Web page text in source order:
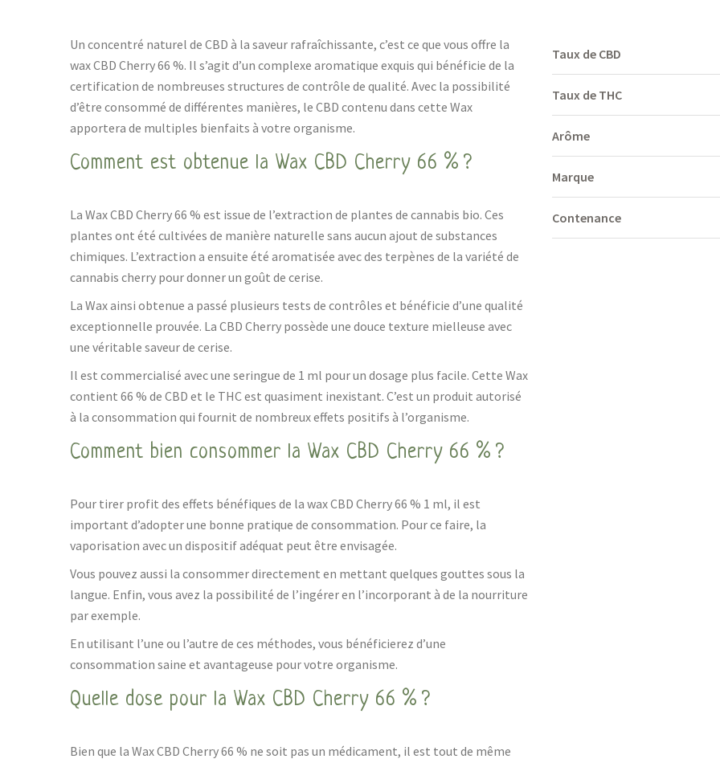
Taux de CBD
Taux de THC
Arôme
Marque
Contenance
Un concentré naturel de CBD à la saveur rafraîchissante, c’est ce que vous offre la
wax CBD Cherry 66 %. Il s’agit d’un complexe aromatique exquis qui bénéficie de la
certification de nombreuses structures de contrôle de qualité. Avec la possibilité
d’être consommé de différentes manières, le CBD contenu dans cette Wax
apportera de multiples bienfaits à votre organisme.
Comment est obtenue la Wax CBD Cherry 66 % ?
La Wax CBD Cherry 66 % est issue de l’extraction de plantes de cannabis bio. Ces
plantes ont été cultivées de manière naturelle sans aucun ajout de substances
chimiques. L’extraction a ensuite été aromatisée avec des terpènes de la variété de
cannabis cherry pour donner un goût de cerise.
La Wax ainsi obtenue a passé plusieurs tests de contrôles et bénéficie d’une qualité
exceptionnelle prouvée. La CBD Cherry possède une douce texture mielleuse avec
une véritable saveur de cerise.
Il est commercialisé avec une seringue de 1 ml pour un dosage plus facile. Cette Wax
contient 66 % de CBD et le THC est quasiment inexistant. C’est un produit autorisé
à la consommation qui fournit de nombreux effets positifs à l’organisme.
Comment bien consommer la Wax CBD Cherry 66 % ?
Pour tirer profit des effets bénéfiques de la wax CBD Cherry 66 % 1 ml, il est
important d’adopter une bonne pratique de consommation. Pour ce faire, la
vaporisation avec un dispositif adéquat peut être envisagée.
Vous pouvez aussi la consommer directement en mettant quelques gouttes sous la
langue. Enfin, vous avez la possibilité de l’ingérer en l’incorporant à de la nourriture
par exemple.
En utilisant l’une ou l’autre de ces méthodes, vous bénéficierez d’une
consommation saine et avantageuse pour votre organisme.
Quelle dose pour la Wax CBD Cherry 66 % ?
Bien que la Wax CBD Cherry 66 % ne soit pas un médicament, il est tout de même